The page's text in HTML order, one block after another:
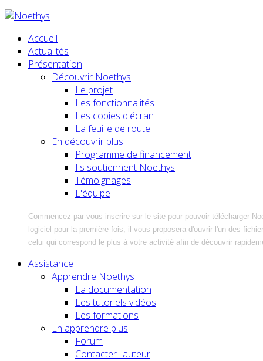
Accueil
Actualités
Présentation
Découvrir Noethys
Le projet
Les fonctionnalités
Les copies d'écran
La feuille de route
En découvrir plus
Programme de financement
Ils soutiennent Noethys
Témoignages
L'équipe
Commencez par vous inscrire sur le site pour pouvoir télécharger
logiciel pour la première fois, il vous proposera d'ouvrir l'un des
celui qui correspond le plus à votre activité afin de découvrir
Assistance
Apprendre Noethys
La documentation
Les tutoriels vidéos
Les formations
En apprendre plus
Forum
Contacter l'auteur